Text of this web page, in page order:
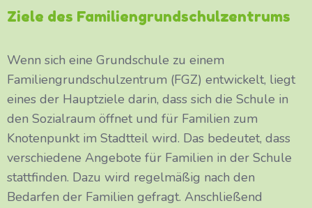
Ziele des Familiengrundschulzentrums
Wenn sich eine Grundschule zu einem
Familiengrundschulzentrum (FGZ) entwickelt, liegt
eines der Hauptziele darin, dass sich die Schule in
den Sozialraum öffnet und für Familien zum
Knotenpunkt im Stadtteil wird. Das bedeutet, dass
verschiedene Angebote für Familien in der Schule
stattfinden. Dazu wird regelmäßig nach den
Bedarfen der Familien gefragt. Anschließend